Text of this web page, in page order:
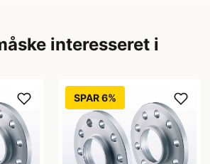
interesseret i
SPAR 6%